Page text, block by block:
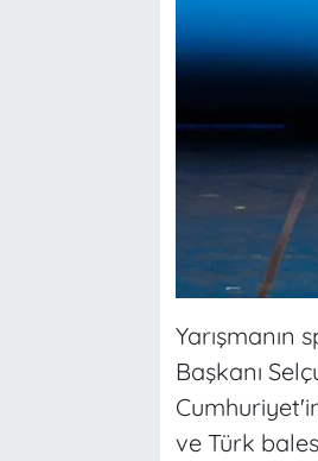
Başkanı
ve Türk